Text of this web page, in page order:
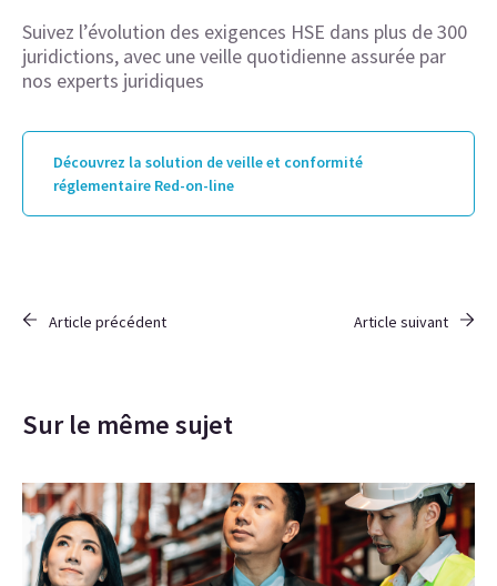
Suivez l’évolution des exigences HSE dans plus de 300
juridictions, avec une veille quotidienne assurée par
nos experts juridiques
Découvrez la solution de veille et conformité
réglementaire Red-on-line
Article précédent Article suivant
Sur le même sujet